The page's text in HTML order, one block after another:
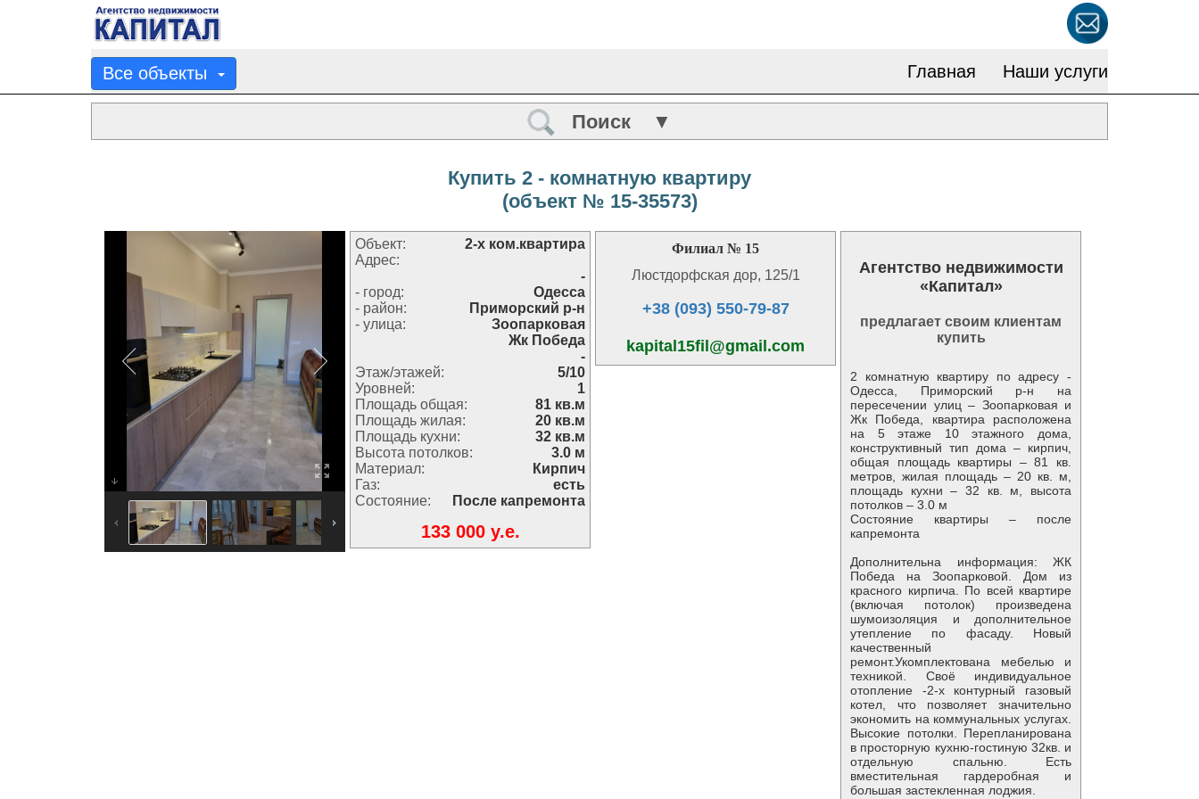
Все объекты Главная Наши услуги
Поиск ▼
Купить 2 - комнатную квартиру
(объект № 15-35573)
Объект:
2-х ком.квартира
Адрес:
-
- город:
Одесса
- район:
Приморский р-н
- улица:
Зоопарковая
Жк Победа
-
Этаж/этажей:
5/10
Уровней:
1
Площадь общая:
81 кв.м
Площадь жилая:
20 кв.м
Площадь кухни:
32 кв.м
Высота потолков:
3.0 м
Материал:
Кирпич
Газ:
есть
Состояние:
После капремонта
133 000 y.e.
Филиал № 15
Люстдорфская дор, 125/1
+38 (093) 550-79-87
kapital15fil@gmail.com
Агентство недвижимости
«Капитал»
предлагает своим клиентам
купить
2 комнатную квартиру по адресу -
Одесса, Приморский р-н на
пересечении улиц – Зоопарковая и
Жк Победа, квартира расположена
на 5 этаже 10 этажного дома,
конструктивный тип дома – кирпич,
общая площадь квартиры – 81 кв.
метров, жилая площадь – 20 кв. м,
площадь кухни – 32 кв. м, высота
потолков – 3.0 м
Состояние квартиры – после
капремонта
Дополнительна информация: ЖК
Победа на Зоопарковой. Дом из
красного кирпича. По всей квартире
(включая потолок) произведена
шумоизоляция и дополнительное
утепление по фасаду. Новый
качественный
ремонт.Укомплектована мебелью и
техникой. Своё индивидуальное
отопление -2-х контурный газовый
котел, что позволяет значительно
экономить на коммунальных услугах.
Высокие потолки. Перепланирована
в просторную кухню-гостиную 32кв. и
отдельную спальню. Есть
вместительная гардеробная и
большая застекленная лоджия.